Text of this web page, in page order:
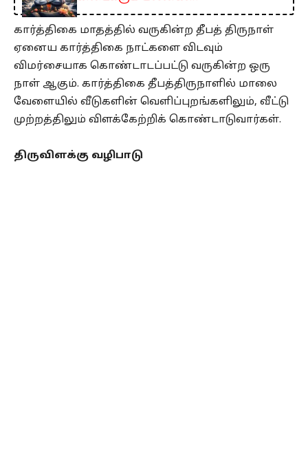
கார்த்திகை மாதத்தில் வருகின்ற தீபத் திருநாள்
ஏனைய கார்த்திகை நாட்களை விடவும்
விமர்சையாக கொண்டாடப்பட்டு வருகின்ற ஒரு
நாள் ஆகும். கார்த்திகை தீபத்திருநாளில் மாலை
வேளையில் வீடுகளின் வெளிப்புறங்களிலும், வீட்டு
முற்றத்திலும் விளக்கேற்றிக் கொண்டாடுவார்கள்.
திருவிளக்கு வழிபாடு